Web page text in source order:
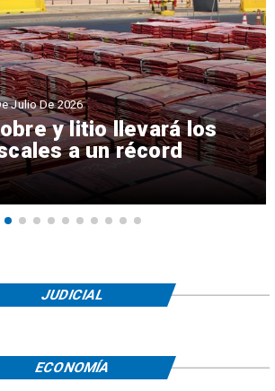
y litio llevará los
a un récord
Julio De 2026
JUDICIAL
ECONOMÍA